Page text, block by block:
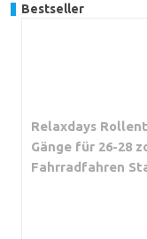
Bestseller
Relaxdays
Gänge für 26-28
Fahrradfahren